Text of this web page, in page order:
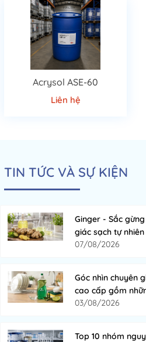
Acrysol ASE-60
Liên hệ
TIN TỨC VÀ SỰ KIỆN
Ginger - Sắc
giác sạch tự
07/08/2026
Góc nhìn chuyên
cao cấp gồm
03/08/2026
Top 10 nhóm